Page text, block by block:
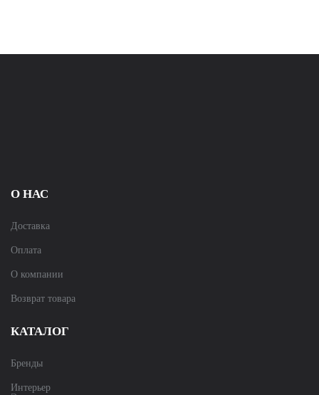
О НАС
Доставка
Оплата
О компании
Возврат товара
КАТАЛОГ
Бренды
Интерьер